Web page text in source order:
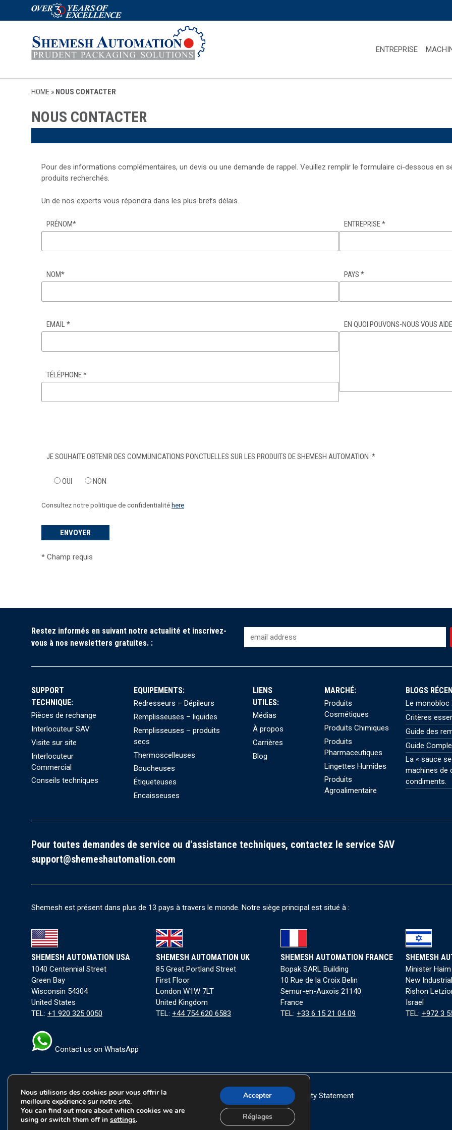
ENTREPRISE
HOME » NOUS CONTACTER
NOUS CONTACTER
Pour des informations complémentaires, un devis ou une demande de rappel. Veuillez remplir le formulaire ci-dessous en
produits recherchés.
Un de nos experts vous répondra dans les plus brefs délais.
PRÉNOM*
NOM*
EMAIL*
TÉLÉPHONE*
ENTREPRISE*
PAYS *
EN QUOI POUVONS-NOUS VOUS
JE SOUHAITE OBTENIR DES COMMUNICATIONS PONCTUELLES SUR LES PRODUITS DE SHEMESH AUTOMATION :*
OUI NON
Consultez notre politique de confidentialitéhere
* Champ requis
Restez informés en suivant notre actualité et inscrivez-
vous à nos newsletters gratuites. :
SUPPORT
TECHNIQUE:
Pièces de rechange
Interlocuteur SAV
Visite sur site
Interlocuteur
Commercial
Conseils techniques
EQUIPEMENTS:
Redresseurs – Dépileurs
Remplisseuses – liquides
Remplisseuses – produits
secs
Thermoscelleuses
Boucheuses
Étiqueteuses
Encaisseuses
LIENS
UTILES:
Médias
À propos
Carrières
Blog
MARCHÉ:
Produits
Cosmétiques
Produits Chimiques
Produits
Pharmaceutiques
Lingettes Humides
Produits
Agroalimentaire
BLOGS
Le monobloc
Critères
Guide des
Guide
La « sauce
machines de
condiments.
Pour toutes demandes de service ou d'assistance techniques, contactez le service SAV
support@shemeshautomation.com
Shemesh est présent dans plus de 13 pays à travers le monde. Notre siège principal est situé à :
SHEMESH AUTOMATION USA
1040 Centennial Street
Green Bay
Wisconsin 54304
United States
TEL: +1 920 325 0050
Contact us on WhatsApp
SHEMESH AUTOMATION UK
85 Great Portland Street
First Floor
London W1W 7LT
United Kingdom
TEL:+44 754 620 6583
SHEMESH AUTOMATION FRANCE
Bopak SARL Building
10 Rue de la Croix Belin
Semur-en-Auxois 21140
France
TEL:+33 6 15 21 04 09
SHEMESH
Minister
New
Rishon
Israel
TEL: +972 3
Conditions générales|Politique de confidentialité Cookie Policy| Accessibility Statement
Copyright © 2026 Tous les droits sont réservés à Shemesh Automation Ltd.
Nous utilisons des cookies pour vous offrir la
meilleure expérience sur notre site.
You can find out more about which cookies we are
using or switch them off in settings.
Accepter
Réglages